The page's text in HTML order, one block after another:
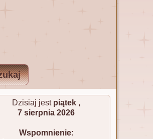
Dzisiaj jest piątek ,
7 sierpnia 2026
Wspomnienie: